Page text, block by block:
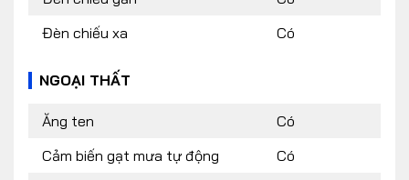
Đèn chiếu xa
Có
NGOẠI THẤT
Ăng ten
Có
Cảm biến gạt mưa tự động
Có